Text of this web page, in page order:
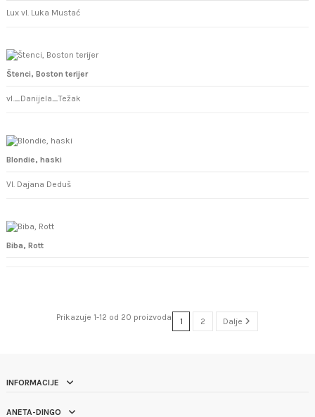
Lux vl. Luka Mustać
Štenci, Boston terijer
vl._Danijela_Težak
Blondie, haski
Vl. Dajana Deduš
Biba, Rott
Prikazuje 1-12 od 20 proizvoda 1 2 Dalje
INFORMACIJE
ANETA-DINGO